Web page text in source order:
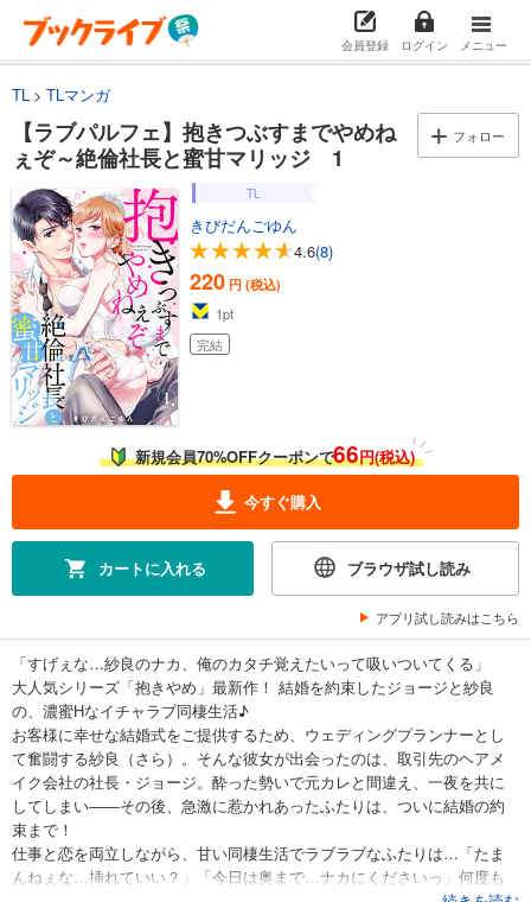
会員登録 ログイン メニュー
TL TLマンガ
【ラブパルフェ】抱きつぶすまでやめね
ぇぞ～絶倫社長と蜜甘マリッジ 1
フォロー
TL
きびだんごゆん
4.6(8)
220 円 (税込)
1pt
完結
新規会員70%OFFクーポンで66円(税込)
今すぐ購入
カートに入れる ブラウザ試し読み
アプリ試し読みはこちら
「すげぇな…紗良のナカ、俺のカタチ覚えたいって吸いついてくる」
大人気シリーズ「抱きやめ」最新作！ 結婚を約束したジョージと紗良
の、濃蜜Hなイチャラブ同棲生活♪
お客様に幸せな結婚式をご提供するため、ウェディングプランナーとし
て奮闘する紗良（さら）。そんな彼女が出会ったのは、取引先のヘアメ
イク会社の社長・ジョージ。酔った勢いで元カレと間違え、一夜を共に
してしまい――その後、急激に惹かれあったふたりは、ついに結婚の約
束まで！
仕事と恋を両立しながら、甘い同棲生活でラブラブなふたりは…「たま
んねぇな…挿れていい？」「今日は奥まで…ナカにくださいっ」何度も